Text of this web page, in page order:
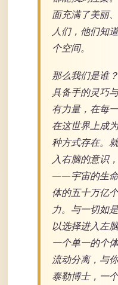
面充满了美丽
人们，他们知
个空间。
那么我们是谁
具备手的灵巧
有力量，在每
在这世界上成
种方式存在。
入右脑的意识
——宇宙的生命
体的五十万亿
力。与一切如
以选择进入左
一个单一的个
流动分离，与
泰勒博士，一